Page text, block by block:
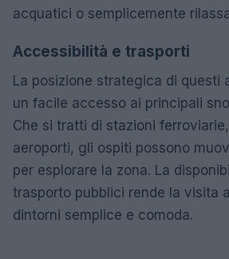
acquatici o semplicemente
Accessibilità e trasporti
La posizione strategica di questi
un facile accesso ai principali
Che si tratti di stazioni
aeroporti, gli ospiti possono
per esplorare la zona. La
trasporto pubblici rende la visita
dintorni semplice e comoda.